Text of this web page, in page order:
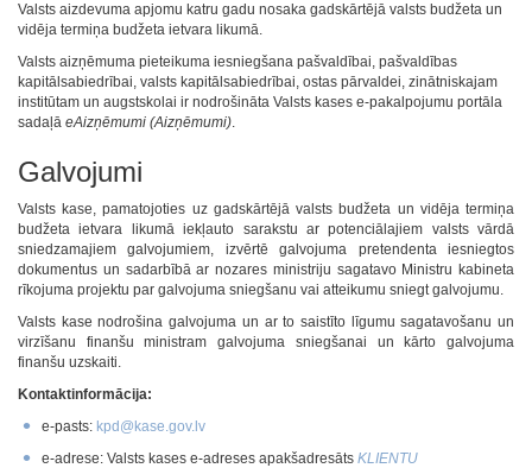
Valsts aizdevuma apjomu katru gadu nosaka gadskārtējā valsts budžeta un
vidēja termiņa budžeta ietvara likumā.
Valsts aizņēmuma pieteikuma iesniegšana pašvaldībai, pašvaldības
kapitālsabiedrībai, valsts kapitālsabiedrībai, ostas pārvaldei, zinātniskajam
institūtam un augstskolai ir nodrošināta Valsts kases e‑pakalpojumu portāla
sadaļā eAizņēmumi (Aizņēmumi).
Galvojumi
Valsts kase, pamatojoties uz gadskārtējā valsts budžeta un vidēja termiņa
budžeta ietvara likumā iekļauto sarakstu ar potenciālajiem valsts vārdā
sniedzamajiem galvojumiem, izvērtē galvojuma pretendenta iesniegtos
dokumentus un sadarbībā ar nozares ministriju sagatavo Ministru kabineta
rīkojuma projektu par galvojuma sniegšanu vai atteikumu sniegt galvojumu.
Valsts kase nodrošina galvojuma un ar to saistīto līgumu sagatavošanu un
virzīšanu finanšu ministram galvojuma sniegšanai un kārto galvojuma
finanšu uzskaiti.
Kontaktinformācija:
e-pasts: kpd@kase.gov.lv
e-adrese: Valsts kases e-adreses apakšadresāts KLIENTU